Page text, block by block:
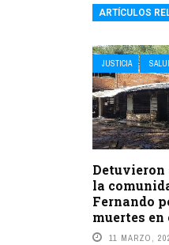
ARTÍCULOS
JUSTICIA
Detuvieron
la
Fernando
muertes
11 MARZO,